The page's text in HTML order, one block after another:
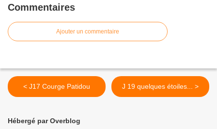
Commentaires
Ajouter un commentaire
< J17 Courge Patidou J 19 quelques étoiles... >
Hébergé par Overblog